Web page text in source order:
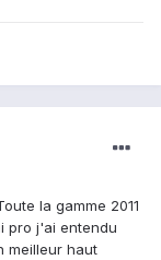
la gamme 2011
pro j'ai entendu
meilleur haut